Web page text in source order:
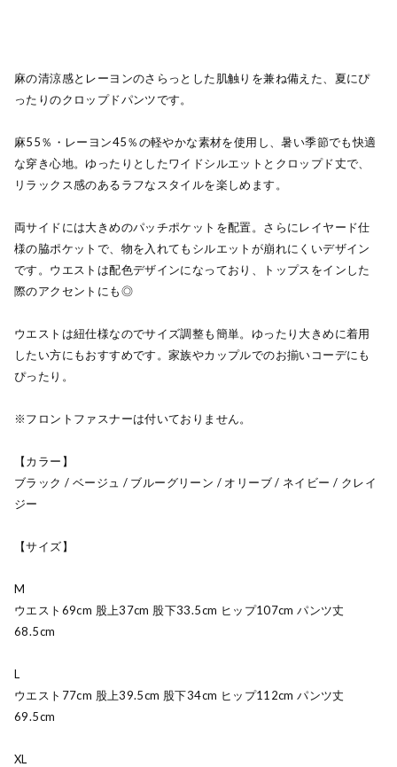
麻の清涼感とレーヨンのさらっとした肌触りを兼ね備えた、夏にぴ
ったりのクロップドパンツです。
麻55％・レーヨン45％の軽やかな素材を使用し、暑い季節でも快適
な穿き心地。ゆったりとしたワイドシルエットとクロップド丈で、
リラックス感のあるラフなスタイルを楽しめます。
両サイドには大きめのパッチポケットを配置。さらにレイヤード仕
様の脇ポケットで、物を入れてもシルエットが崩れにくいデザイン
です。ウエストは配色デザインになっており、トップスをインした
際のアクセントにも◎
ウエストは紐仕様なのでサイズ調整も簡単。ゆったり大きめに着用
したい方にもおすすめです。家族やカップルでのお揃いコーデにも
ぴったり。
※フロントファスナーは付いておりません。
【カラー】
ブラック / ベージュ / ブルーグリーン / オリーブ / ネイビー / クレイ
ジー
【サイズ】
M
ウエスト69cm 股上37cm 股下33.5cm ヒップ107cm パンツ丈
68.5cm
L
ウエスト77cm 股上39.5cm 股下34cm ヒップ112cm パンツ丈
69.5cm
XL